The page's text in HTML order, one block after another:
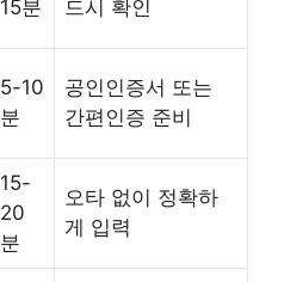
15분
드시 확인
5-10
분
공인인증서 또는
간편인증 준비
15-
20
분
오타 없이 정확하
게 입력